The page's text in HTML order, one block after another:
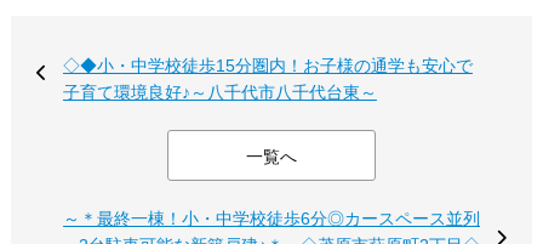
◇◆小・中学校徒歩15分圏内！お子様の通学も安心で
子育て環境良好♪～八千代市八千代台東～
一覧へ
～＊最終一棟！小・中学校徒歩6分◎カースペース並列